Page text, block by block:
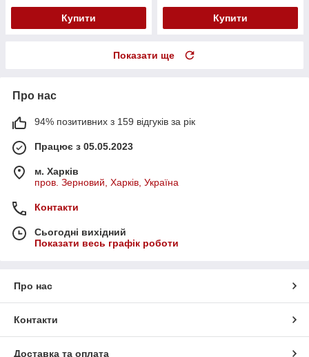
Купити Купити
Показати ще
Про нас
94% позитивних з 159 відгуків за рік
Працює з 05.05.2023
м. Харків
пров. Зерновий, Харків, Україна
Контакти
Сьогодні вихідний
Показати весь графік роботи
Про нас
Контакти
Доставка та оплата